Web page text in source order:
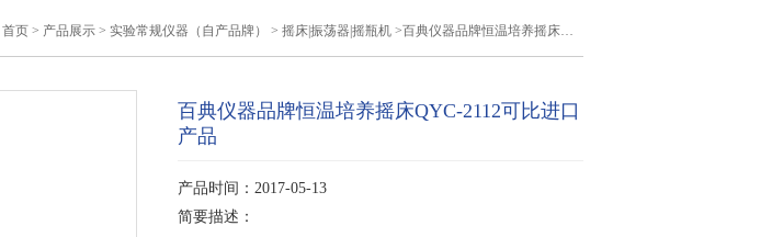
首页 > 产品展示 > 实验常规仪器（自产品牌） > 摇床|振荡器|摇瓶机 >百典仪器品牌恒温培养摇床QYC-2112可比进口产品
百典仪器品牌恒温培养摇床QYC-2112可比进口
产品
产品时间：2017-05-13
简要描述：